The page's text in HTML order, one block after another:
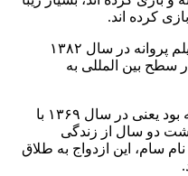
کرده اند.
همچنین شقایق فراهانی با بازی در فیلم پروانه در سال ۱۳۸۲
سطح بین المللی به
شقایق فراهانی زمانی که نوزده ساله بود یعنی در سال ۱۳۶۹ با
دو سال از زندگی
سام، این ازدواج به طلاق